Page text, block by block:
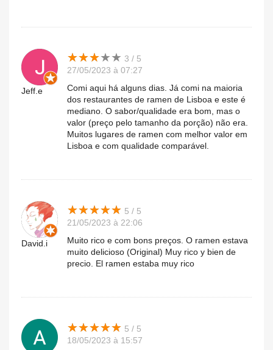
Jeff.e
★★★★★
★★★★★ 3 / 5
27/05/2023 à 07:27
Comi aqui há alguns dias. Já comi na maioria
dos restaurantes de ramen de Lisboa e este é
mediano. O sabor/qualidade era bom, mas o
valor (preço pelo tamanho da porção) não era.
Muitos lugares de ramen com melhor valor em
Lisboa e com qualidade comparável.
David.i
★★★★★
★★★★★ 5 / 5
21/05/2023 à 22:06
Muito rico e com bons preços. O ramen estava
muito delicioso (Original) Muy rico y bien de
precio. El ramen estaba muy rico
★★★★★
★★★★★ 5 / 5
18/05/2023 à 15:57